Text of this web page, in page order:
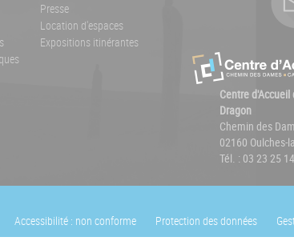
Presse
Location d'espaces
Expositions itinérantes
Centre
Dragon
Chemin des
02160 Oulches-
Tél. : 03 23 25
Accessibilité : non conforme Protection des données